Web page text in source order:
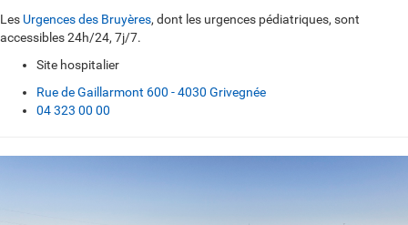
Les Urgences des Bruyères, dont les urgences pédiatriques, sont
accessibles 24h/24, 7j/7.
Site hospitalier
Rue de Gaillarmont 600 - 4030 Grivegnée
04 323 00 00